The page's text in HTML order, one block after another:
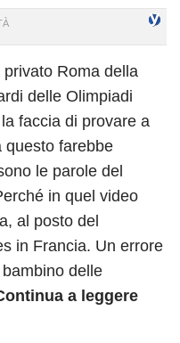
Roma della
delle Olimpiadi
faccia di provare a
questo farebbe
le parole del
in quel video
al posto del
in Francia. Un errore
delle
a leggere